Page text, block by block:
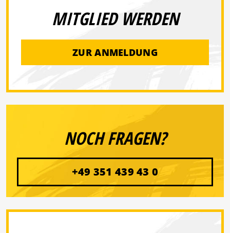
MITGLIED WERDEN
ZUR ANMELDUNG
NOCH FRAGEN?
+49 351 439 43 0